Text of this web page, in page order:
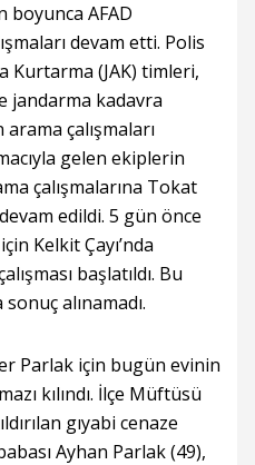
boyunca AFAD
devam etti. Polis
Kurtarma (JAK) timleri,
jandarma kadavra
çalışmaları
gelen ekiplerin
çalışmalarına Tokat
edildi. 5 gün önce
Kelkit Çayı’nda
başlatıldı. Bu
alınamadı.
Parlak için bugün evinin
kılındı. İlçe Müftüsü
gıyabi cenaze
Ayhan Parlak (49),